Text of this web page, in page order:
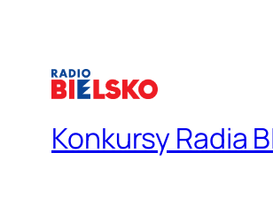
Konkursy Radia